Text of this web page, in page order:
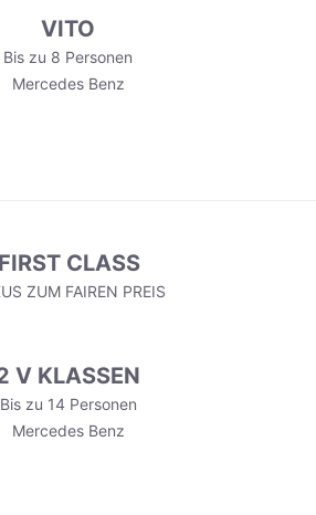
VITO
Bis zu 8 Personen
Mercedes Benz
FIRST CLASS
ZUM FAIREN PREIS
V KLASSEN
Bis zu 14 Personen
Mercedes Benz